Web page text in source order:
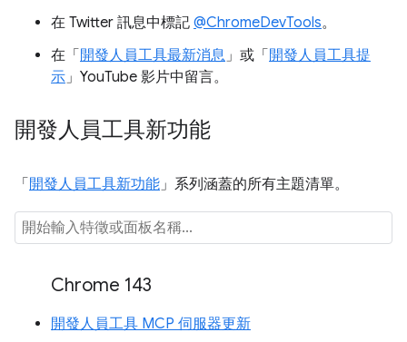
在 Twitter 訊息中標記 @ChromeDevTools。
在「開發人員工具最新消息 」或「開發人員工具提
示 」YouTube 影片中留言。
開發人員工具新功能
「開發人員工具新功能 」系列涵蓋的所有主題清單。
Chrome 143
開發人員工具 MCP 伺服器更新